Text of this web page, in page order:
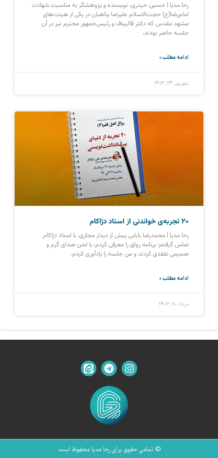
رحا مدیا | حسین حیدری، نویسنده و پژوهشگر به مناسبت شهادت
امام‌رضا(ع) حجت‌الاسلام علیرضا پناهیان در یکی از هیئت‌های
مشهد مقدس که دکتر قالیباف و رئیس‌جمهور محترم نیز در آن
جلسه حاضر بودند،
ادامه مطلب »
شهریور ۲۴, ۱۴۰۳
20 تجربه‌‌ی خواندنی از استاد دژاکام
رحا مدیا | محمدرضا بابابی پیش از دیدار مجازی، با استاد دژاکام
تماس گرفتم؛ برنامه رواق را معرفی کردم، با لحن صدای گرم و
صمیمی تفقدی کردند و من جلسه را یادآوری کردم.
ادامه مطلب »
مرداد ۲۰, ۱۴۰۳
© تمامی حقوق برای رحا مدیا محفوظ است.